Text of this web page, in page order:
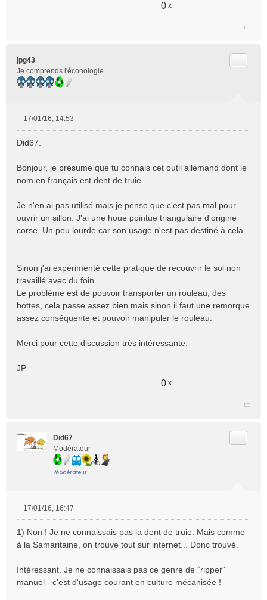
0 x
jpg43
Je comprends l'éconologie
s
a
g
n
l
17/01/16, 14:53
Did67.
Bonjour, je présume que tu connais cet outil allemand dont le
nom en français est dent de truie.
Je n'en ai pas utilisé mais je pense que c'est pas mal pour
ouvrir un sillon. J'ai une houe pointue triangulaire d'origine
corse. Un peu lourde car son usage n'est pas destiné à cela.
Sinon j'ai expérimenté cette pratique de recouvrir le sol non
travaillé avec du foin.
Le problème est de pouvoir transporter un rouleau, des
bottes, cela passe assez bien mais sinon il faut une remorque
assez conséquente et pouvoir manipuler le rouleau.
Merci pour cette discussion très intéressante.
JP
0 x
Did67
Modérateur
s
s
g
e
17/01/16, 16:47
1) Non ! Je ne connaissais pas la dent de truie. Mais comme
à la Samaritaine, on trouve tout sur internet... Donc trouvé.
Intéressant. Je ne connaissais pas ce genre de "ripper"
manuel - c'est d'usage courant en culture mécanisée !